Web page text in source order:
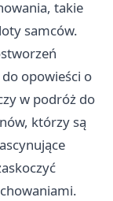
takie
samców.
do opowieści o
w podróż do
którzy są